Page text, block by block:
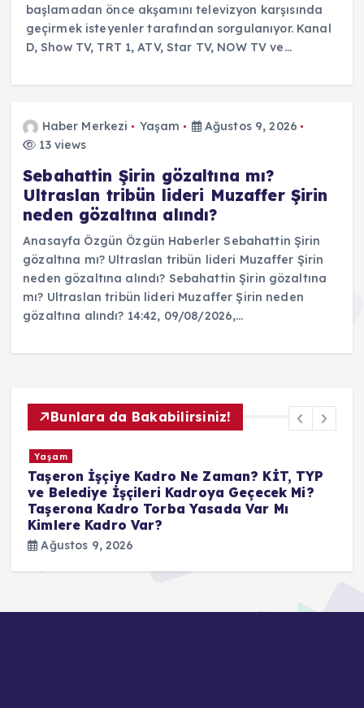
başlamadan önce akşamını televizyon karşısında
geçirmek isteyenler tarafından sorgulanıyor. Kanal
D, Show TV, TRT 1, ATV, Star TV, NOW TV ve…
Haber Merkezi Yaşam
Ağustos 9, 2026
13 views
Sebahattin Şirin gözaltına mı?
Ultraslan tribün lideri Muzaffer Şirin
neden gözaltına alındı?
Anasayfa Özgün Özgün Haberler Sebahattin Şirin
gözaltına mı? Ultraslan tribün lideri Muzaffer Şirin
neden gözaltına alındı? Sebahattin Şirin gözaltına
mı? Ultraslan tribün lideri Muzaffer Şirin neden
gözaltına alındı? 14:42, 09/08/2026,…
Bunlara da Bakabilirsiniz!
ALES 2 SONUÇ TARİHİ: 2026
ALES sonuçları ne zaman
açıklanacak? ÖSYM ALES/2
sonuç sorgulama ekranı açıldı
mı?